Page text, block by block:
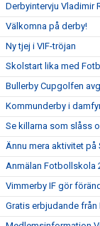
Derbyintervju Vladimir
Välkomna på derby!
Ny tjej i VIF-tröjan
Skolstart lika med
Bullerby Cupgolfen
Kommunderby i
Se killarna som slåss
Ännu mera aktivitet på
Anmälan Fotbollskola
Vimmerby IF gör
Gratis erbjudande från